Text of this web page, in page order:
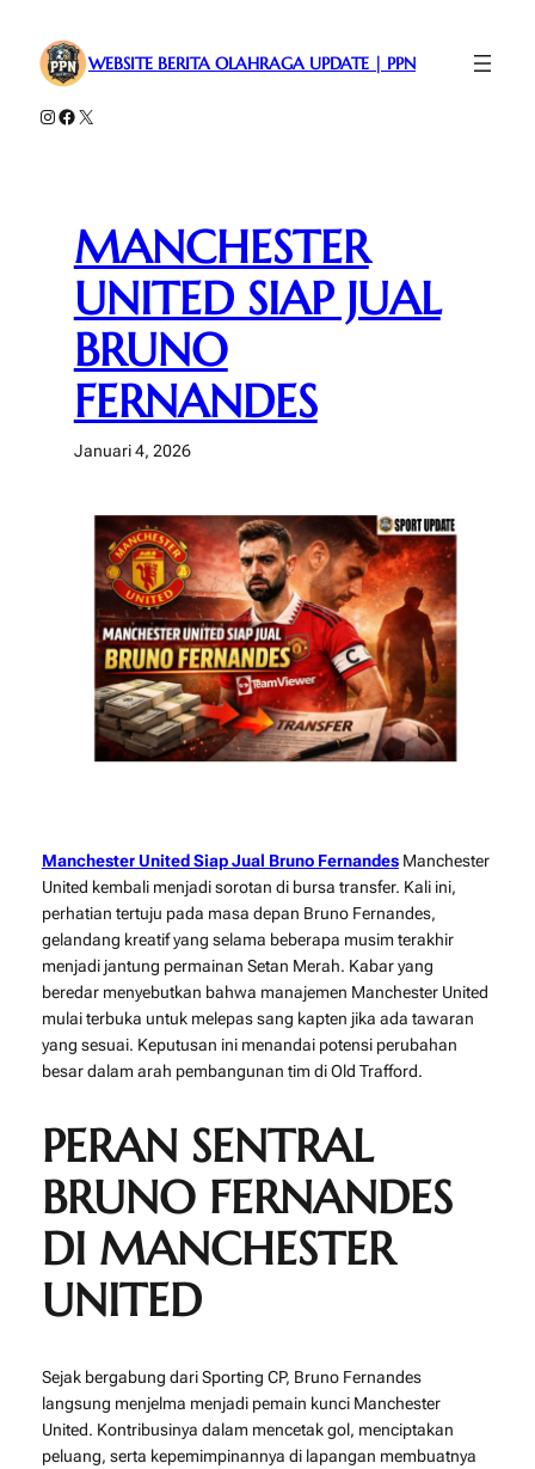
konten
WEBSITE BERITA OLAHRAGA UPDATE | PPN
Instagram
Facebook
X
MANCHESTER
UNITED SIAP JUAL
BRUNO
FERNANDES
Januari 4, 2026
Manchester United Siap Jual Bruno FernandesManchester
United kembali menjadi sorotan di bursa transfer. Kali ini,
perhatian tertuju pada masa depan Bruno Fernandes,
gelandang kreatif yang selama beberapa musim terakhir
menjadi jantung permainan Setan Merah. Kabar yang
beredar menyebutkan bahwa manajemen Manchester United
mulai terbuka untuk melepas sang kapten jika ada tawaran
yang sesuai. Keputusan ini menandai potensi perubahan
besar dalam arah pembangunan tim di Old Trafford.
PERAN SENTRAL
BRUNO FERNANDES
DI MANCHESTER
UNITED
Sejak bergabung dari Sporting CP, Bruno Fernandes
langsung menjelma menjadi pemain kunci Manchester
United. Kontribusinya dalam mencetak gol, menciptakan
peluang, serta kepemimpinannya di lapangan membuatnya